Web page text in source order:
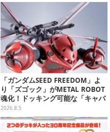
「ガンダムSEED FREEDOM」よ
り「ズゴック」がMETAL ROBOT
魂化！ドッキング可能な「キャバ
リアーアイフリッド」も同時に予
約開始
2026.8.5